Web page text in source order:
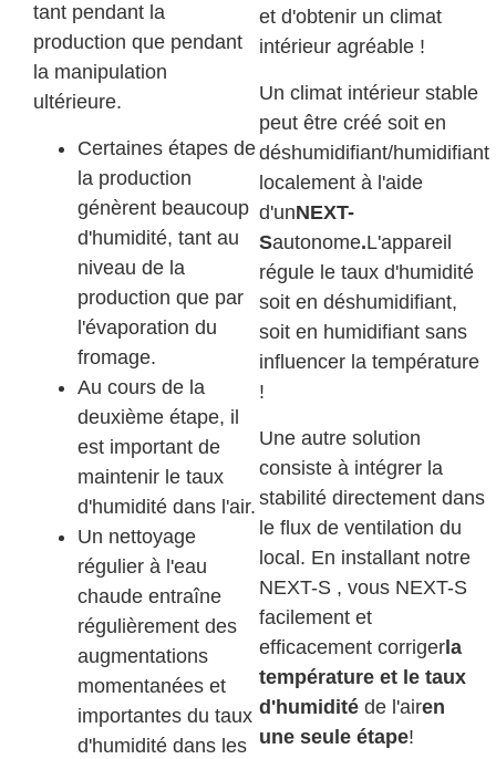
tant pendant la
production que pendant
la manipulation
ultérieure.
Certaines étapes de
la production
génèrent beaucoup
d'humidité, tant au
niveau de la
production que par
l'évaporation du
fromage.
Au cours de la
deuxième étape, il
est important de
maintenir le taux
d'humidité dans l'air.
Un nettoyage
régulier à l'eau
chaude entraîne
régulièrement des
augmentations
momentanées et
importantes du taux
d'humidité dans les
et d'obtenir un climat
intérieur agréable !
Un climat intérieur stable
peut être créé soit en
déshumidifiant/humidifiant
localement à l'aide
d'unNEXT-
Sautonome.L'appareil
régule le taux d'humidité
soit en déshumidifiant,
soit en humidifiant sans
influencer la température
!
Une autre solution
consiste à intégrer la
stabilité directement dans
le flux de ventilation du
local. En installant notre
NEXT-S , vous NEXT-S
facilement et
efficacement corriger la
température et le taux
d'humidité de l'airen
une seule étape!